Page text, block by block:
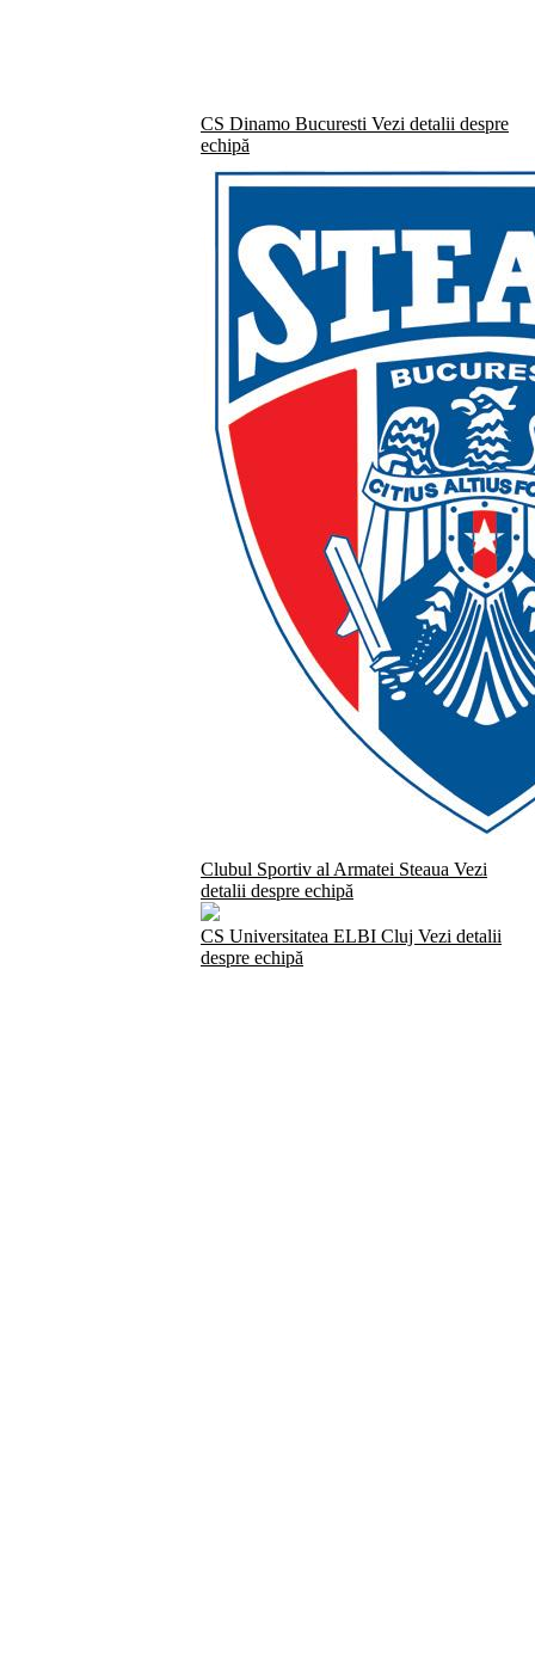
CS Dinamo Bucuresti Vezi detalii despre
echipă
Clubul Sportiv al Armatei Steaua Vezi
detalii despre echipă
CS Universitatea ELBI Cluj Vezi detalii
despre echipă